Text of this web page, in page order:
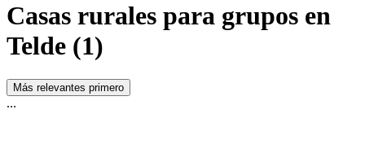
Casas rurales para grupos en
Telde (1)
Más relevantes primero
...